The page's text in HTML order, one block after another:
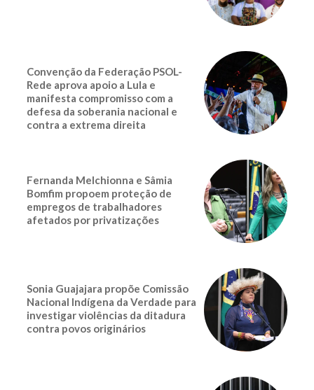
Convenção da Federação PSOL-
Rede aprova apoio a Lula e
manifesta compromisso com a
defesa da soberania nacional e
contra a extrema direita
Fernanda Melchionna e Sâmia
Bomfim propoem proteção de
empregos de trabalhadores
afetados por privatizações
Sonia Guajajara propõe Comissão
Nacional Indígena da Verdade para
investigar violências da ditadura
contra povos originários